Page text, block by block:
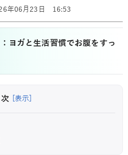
年06月23日 16:53
ヨガと生活習慣でお腹をすっ
次 [表示]